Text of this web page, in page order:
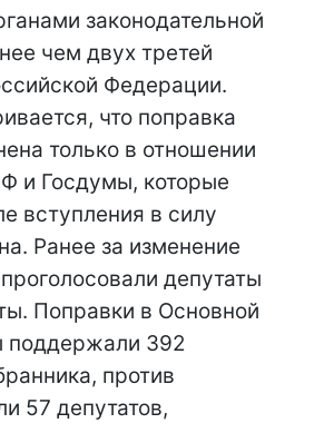
законодательной
чем двух третей
Федерации.
что поправка
только в отношении
и Госдумы, которые
вступления в силу
Ранее за изменение
депутаты
Поправки в Основной
поддержали 392
против
57 депутатов,